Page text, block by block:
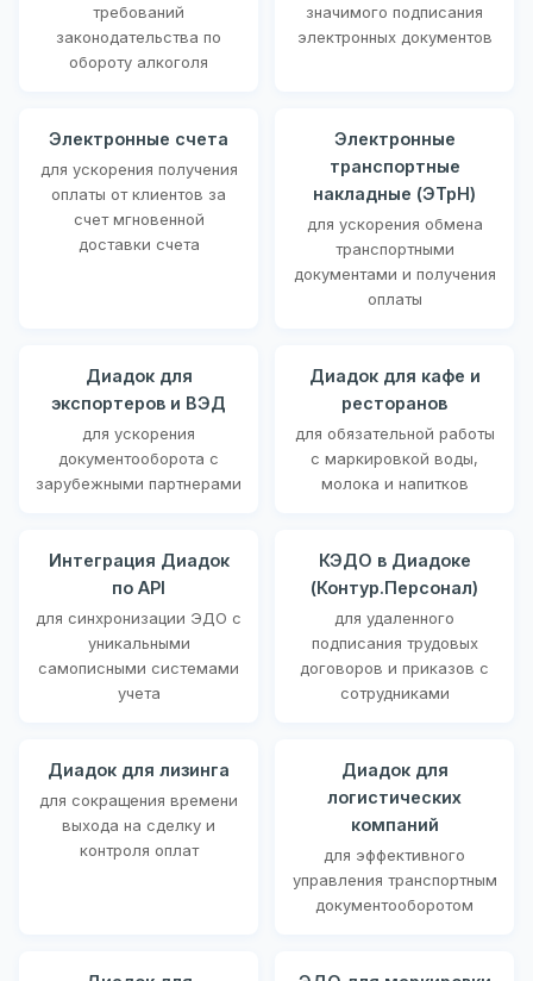
требований
законодательства по
обороту алкоголя
значимого подписания
электронных документов
Электронные счета
для ускорения получения
оплаты от клиентов за
счет мгновенной
доставки счета
Электронные
транспортные
накладные (ЭТрН)
для ускорения обмена
транспортными
документами и получения
оплаты
Диадок для
экспортеров и ВЭД
для ускорения
документооборота с
зарубежными партнерами
Диадок для кафе и
ресторанов
для обязательной работы
с маркировкой воды,
молока и напитков
Интеграция Диадок
по API
для синхронизации ЭДО с
уникальными
самописными системами
учета
КЭДО в Диадоке
(Контур.Персонал)
для удаленного
подписания трудовых
договоров и приказов с
сотрудниками
Диадок для лизинга
для сокращения времени
выхода на сделку и
контроля оплат
Диадок для
логистических
компаний
для эффективного
управления транспортным
документооборотом